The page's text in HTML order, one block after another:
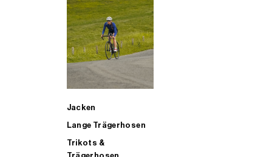
Jacken
Lange Trägerhosen
Trikots &
Trägerhosen